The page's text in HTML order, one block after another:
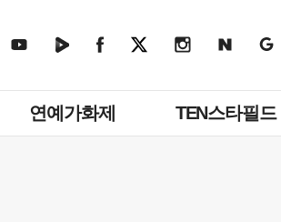
연예가화제 TEN스타필드